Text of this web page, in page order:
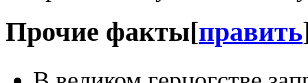
Прочие факты[править